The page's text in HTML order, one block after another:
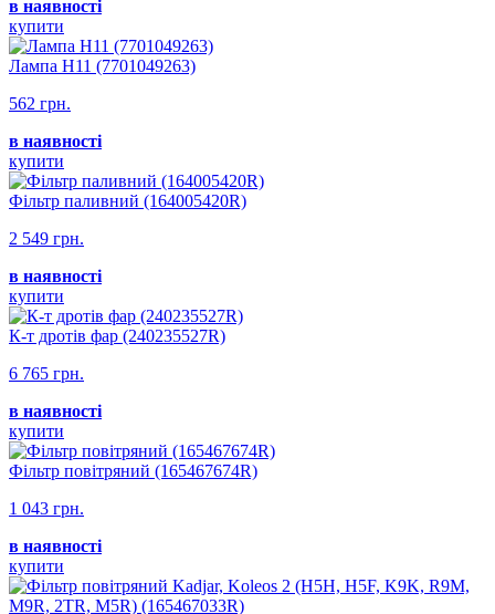
в наявності
купити
Лампа H11 (7701049263)
562 грн.
в наявності
купити
Фільтр паливний (164005420R)
2 549 грн.
в наявності
купити
К-т дротів фар (240235527R)
6 765 грн.
в наявності
купити
Фільтр повітряний (165467674R)
1 043 грн.
в наявності
купити